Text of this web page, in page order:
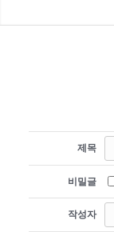
제목
비밀글
작성자